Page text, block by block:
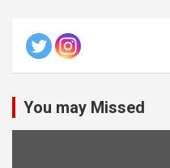
You may Missed